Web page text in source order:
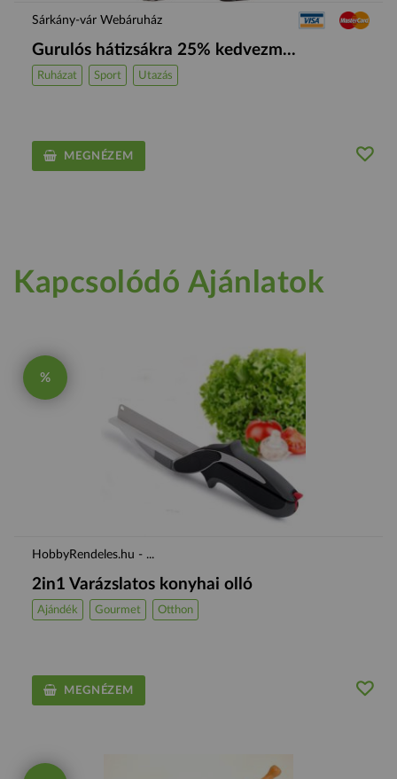
Sárkány-vár Webáruház
Gurulós hátizsákra 25% kedvezm...
Ruházat Sport Utazás
MEGNÉZEM
Kapcsolódó Ajánlatok
%
HobbyRendeles.hu - ...
2in1 Varázslatos konyhai olló
Ajándék Gourmet Otthon
MEGNÉZEM